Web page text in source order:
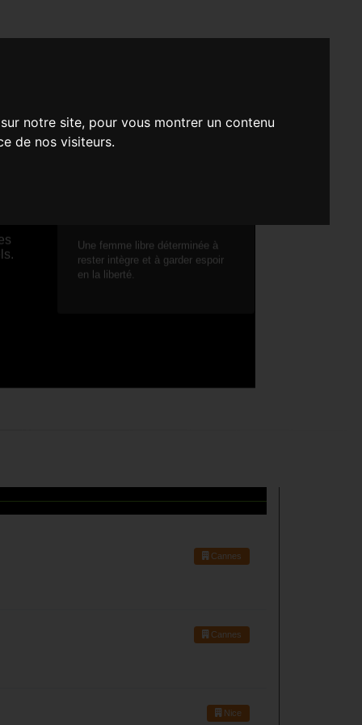
notre site, pour vous montrer un contenu
de nos visiteurs.
Une femme libre déterminée à
rester intègre et à garder espoir
en la liberté.
Cannes
Cannes
Nice